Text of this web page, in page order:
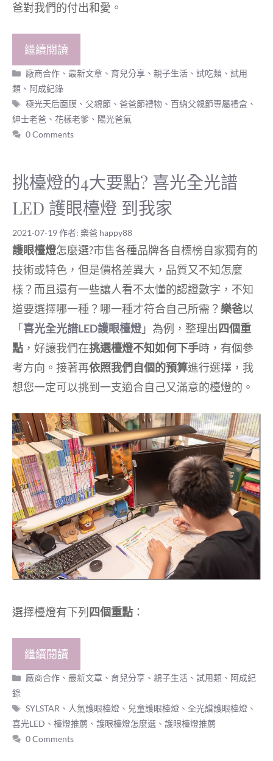
爸對我們的付出和愛。
繼續閱讀
分
類
廠商合作 、最新文章 、 育兒分享 、親子生活 、試吃類 、試用
類 、 阿成紀錄
標
籤
極光天后面膜 、 父親節 、爸爸節禮物 、 百納父親節專屬禮盒 、
紳士老爸 、 花樣老爹 、 陽光爸氣
0 Comments
挑檯燈的4大要點? 喜光全光譜
LED 護眼檯燈 到我家
2021-07-19作者: 樂爸 happy88
護眼檯燈怎麼選?市售各種品牌各自標榜自家獨有的
技術或特色，但是價格差異大，品質又不知怎麼
樣？而且還有一些讓人看不太懂的認證數字，不知
道要選擇哪一種？哪一種才符合自己所需？ 樂爸以
「喜光全光譜LED護眼檯燈」為例，整理出四個重
點 ，好讓我們在挑選檯燈不知如何下手時，有個參
考方向。接著再依照我們自個的預算進行選擇，我
想您一定可以挑到一支適合自己又滿意的檯燈的。
選擇檯燈有下列 四個重點 ：
繼續閱讀
分
廠商合作 、最新文章 、 育兒分享 、親子生活 、試用類 、 阿成紀
錄
標
籤
SYLSTAR 、 人氣護眼檯燈 、 兒童護眼檯燈 、全光譜護眼檯燈 、
喜光LED 、 檯燈推薦 、 護眼檯燈怎麼選 、 護眼檯燈推薦
0 Comments